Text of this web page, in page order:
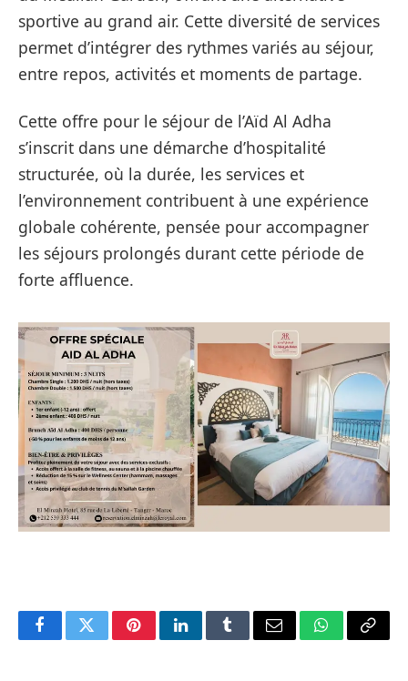
sportive au grand air. Cette diversité de services
permet d’intégrer des rythmes variés au séjour,
entre repos, activités et moments de partage.
Cette offre pour le séjour de l’Aïd Al Adha
s’inscrit dans une démarche d’hospitalité
structurée, où la durée, les services et
l’environnement contribuent à une expérience
globale cohérente, pensée pour accompagner
les séjours prolongés durant cette période de
forte affluence.
FacebookTwitterPinterestLinkedInTumblrEmail WhatsApp
Copy